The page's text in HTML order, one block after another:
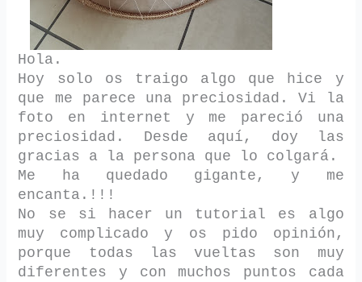
Hola.
Hoy solo os traigo algo que hice y
que me parece una preciosidad. Vi la
foto en internet y me pareció una
preciosidad. Desde aquí, doy las
gracias a la persona que lo colgará.
Me ha quedado gigante, y me
encanta.!!!
No se si hacer un tutorial es algo
muy complicado y os pido opinión,
porque todas las vueltas son muy
diferentes y con muchos puntos cada